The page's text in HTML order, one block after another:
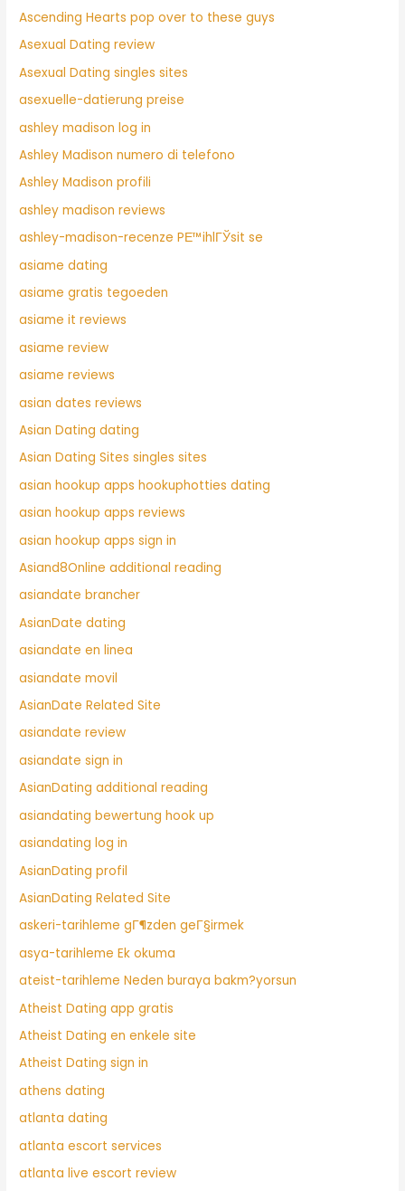
Ascending Hearts pop over to these guys
Asexual Dating review
Asexual Dating singles sites
asexuelle-datierung preise
ashley madison log in
Ashley Madison numero di telefono
Ashley Madison profili
ashley madison reviews
ashley-madison-recenze PЕ™ihlГЎsit se
asiame dating
asiame gratis tegoeden
asiame it reviews
asiame review
asiame reviews
asian dates reviews
Asian Dating dating
Asian Dating Sites singles sites
asian hookup apps hookuphotties dating
asian hookup apps reviews
asian hookup apps sign in
Asiand8Online additional reading
asiandate brancher
AsianDate dating
asiandate en linea
asiandate movil
AsianDate Related Site
asiandate review
asiandate sign in
AsianDating additional reading
asiandating bewertung hook up
asiandating log in
AsianDating profil
AsianDating Related Site
askeri-tarihleme gГ¶zden geГ§irmek
asya-tarihleme Ek okuma
ateist-tarihleme Neden buraya bakm?yorsun
Atheist Dating app gratis
Atheist Dating en enkele site
Atheist Dating sign in
athens dating
atlanta dating
atlanta escort services
atlanta live escort review